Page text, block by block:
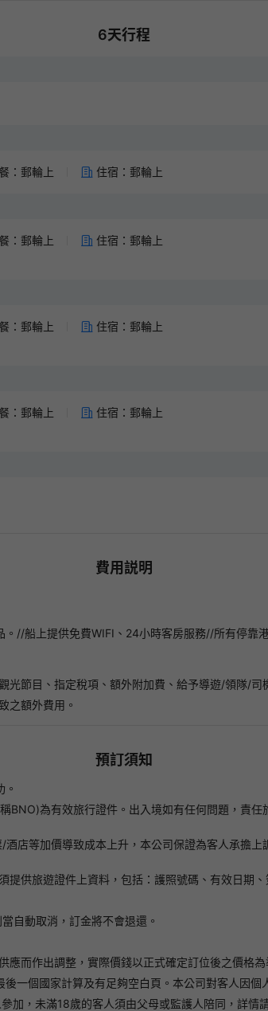
6天行程
：郵輪上 住宿：郵輪上
：郵輪上
住宿：郵輪上
：郵輪上
住宿：郵輪上
：郵輪上
住宿：郵輪上
費用説明
//船上提供免費WIFI、24小時客房服務//所有停靠
節目、指定稅項、額外附加費、給予導遊/領隊/司
之額外費用。
預訂須知
BNO)為有效旅行證件。出入境如有任何問題，責
店等加價導致成本上升，本公司保證為客人承擔
供旅遊證件上資料，包括：護照號碼、有效日期
自動取消，訂金將不會退還。
而作出調整，實際價錢以正式確定訂位後之價格
一個國家計算及有足夠空白頁。本公司對客人因個
加，未滿18歲的客人須由父母或監護人陪同，詳情